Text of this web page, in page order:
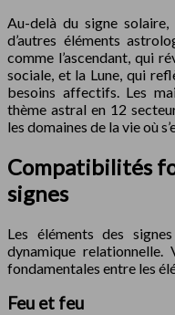
Au-delà du signe
d’autres éléments
comme l’ascendant, qui
sociale, et la Lune, qui
besoins affectifs. Les
thème astral en 12
les domaines de la vie où
Compatibilités
signes
Les éléments des
dynamique
fondamentales entre les
Feu et feu